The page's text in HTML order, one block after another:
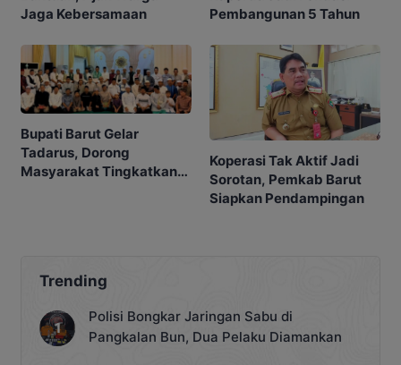
Jaga Kebersamaan
Pembangunan 5 Tahun
Bupati Barut Gelar
Tadarus, Dorong
Masyarakat Tingkatkan
Koperasi Tak Aktif Jadi
Sorotan, Pemkab Barut
Siapkan Pendampingan
Trending
Polisi Bongkar Jaringan Sabu di
Pangkalan Bun, Dua Pelaku Diamankan